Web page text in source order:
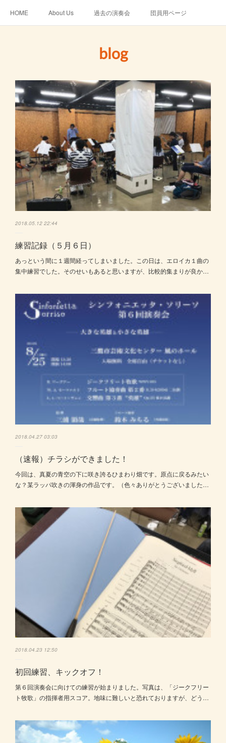
HOME About Us 過去の演奏会 団員用ページ
blog
2018.05.12 22:44
練習記録（５月６日）
あっという間に１週間経ってしまいました。この日は、エロイカ１曲の
集中練習でした。そのせいもあると思いますが、比較的集まりが良か…
2018.04.27 03:03
（速報）チラシができました！
今回は、真夏の青空の下に咲き誇るひまわり畑です。原点に戻るみたい
な？某ラッパ吹きの渾身の作品です。（色々ありがとうございました…
2018.04.23 12:50
初回練習、キックオフ！
第６回演奏会に向けての練習が始まりました。写真は、「ジークフリー
ト牧歌」の指揮者用スコア。地味に難しいと恐れておりますが、どう…